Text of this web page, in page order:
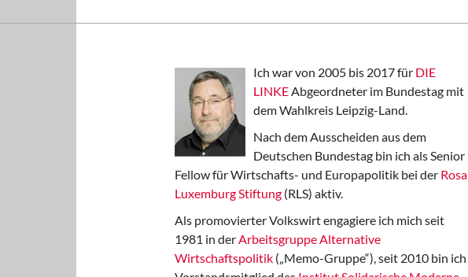
Ich war von 2005 bis 2017 für DIE
LINKEAbgeordneter im Bundestag mit
dem Wahlkreis Leipzig-Land.
Nach dem Ausscheiden aus dem
Deutschen Bundestag bin ich als Senior
Fellow für Wirtschafts- und Europapolitik bei der Rosa
Luxemburg Stiftung (RLS) aktiv.
Als promovierter Volkswirt engagiere ich mich seit
1981 in derArbeitsgruppe Alternative
Wirtschaftspolitik („Memo-Gruppe“), seit 2010 bin ich